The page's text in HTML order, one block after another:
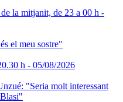
la mitjanit, de 23 a 00 h -
el meu sostre"
h - 05/08/2026
"Seria molt interessant